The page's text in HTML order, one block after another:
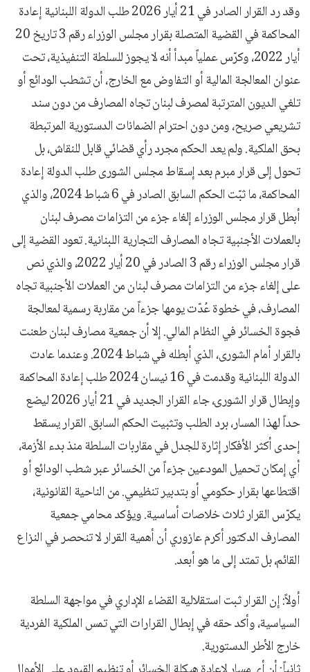
وقد رد القرار الصادر في 21 أيار 2026 طلب الدولة اللبنانية إعادة
المحاكمة في القضية المتصلة بقرار مجلس الوزراء رقم 3 تاريخ 20
أيار 2022، وكرّس عملياً مبدأ أنه لا يجوز للسلطة التنفيذية، تحت
عنوان المعالجة المالية أو التفاوض مع الخارج، أن تشطب الودائع أو
تلغي الديون المترتبة لمصرف لبنان تجاه المصارف من دون سند
تشريعي صريح، ومن دون احترام الضمانات الدستورية المرتبطة
بحق الملكية. ولم يعد الحكم مجرد رأي قضائي قابل للنقاش، بل
تحول إلى قرار مبرم بعد إسقاط مجلس الشورى طلب الدولة إعادة
المحاكمة، ما ثبّت الحكم السابق الصادر في 6 شباط 2024، والذي
أبطل قرار مجلس الوزراء إلغاء جزء من التزامات مصرف لبنان
بالعملات الأجنبية تجاه المصارف التجارية اللبنانية. تعود القضية إلى
قرار مجلس الوزراء رقم 3 الصادر في 20 أيار 2022، والذي نص
على إلغاء جزء من التزامات مصرف لبنان من العملات الأجنبية تجاه
المصارف، في خطوة عُدّت يومها جزءاً من مقاربة رسمية لمعالجة
فجوة الخسائر في النظام المالي. إلا أن جمعية مصارف لبنان طعنت
بالقرار أمام الشورى، الذي أبطله في شباط 2024. وعندما عادت
الدولة اللبنانية وقدمت في 16 نيسان 2024 طلب إعادة المحاكمة
وإبطال قرار الشورى، جاء القرار الجديد في 21 أيار 2026 ليضع
حداً لهذا المسار، برد الطلب وتثبيت الحكم السابق. القرار يسقط
إحدى أكثر الأفكار إثارة للجدل في مقاربات السلطة منذ بدء الأزمة،
أي إمكان تحميل المودعين جزءاً من الخسائر عبر شطب الودائع أو
اقتطاعها بقرار حكومي أو بتدبير تنظيمي. من الناحية القانونية،
يكرّس القرار ثلاث خلاصات أساسية. ويؤكد محامي جمعية
المصارف الدكتور أكرم عازوري أن أهمية القرار لا تنحصر في النزاع
القائم، بل تمتد إلى ما هو أبعد.
أولاً: إن القرار ثبت استقلالية القضاء الإداري في مواجهة السلطة
السياسية، وأكد حقه في إبطال القرارات التي تمس الملكية الفردية
خارج الأطر الدستورية.